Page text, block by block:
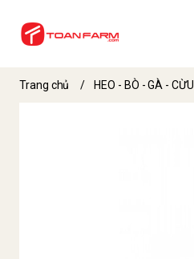
Trang chủ / HEO - BÒ - GÀ - CỪU